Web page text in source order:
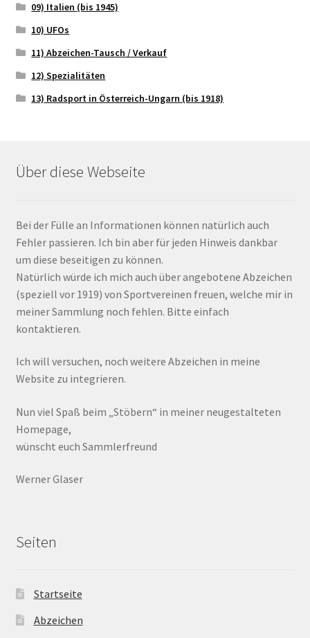
09) Italien (bis 1945)
10) UFOs
11) Abzeichen-Tausch / Verkauf
12) Spezialitäten
13) Radsport in Österreich-Ungarn (bis 1918)
Über diese Webseite
Bei der Fülle an Informationen können natürlich auch
Fehler passieren. Ich bin aber für jeden Hinweis dankbar
um diese beseitigen zu können.
Natürlich würde ich mich auch über angebotene Abzeichen
(speziell vor 1919) von Sportvereinen freuen, welche mir in
meiner Sammlung noch fehlen. Bitte einfach
kontaktieren.
Ich will versuchen, noch weitere Abzeichen in meine
Website zu integrieren.
Nun viel Spaß beim „Stöbern“ in meiner neugestalteten
Homepage,
wünscht euch Sammlerfreund
Werner Glaser
Seiten
Startseite
Abzeichen